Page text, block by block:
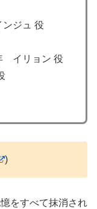
ジュ 役
イリョン 役
)
をすべて抹消され